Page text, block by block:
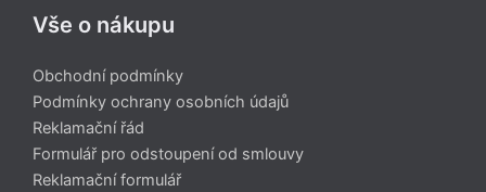
Vše o nákupu
Obchodní podmínky
Podmínky ochrany osobních údajů
Reklamační řád
Formulář pro odstoupení od smlouvy
Reklamační formulář